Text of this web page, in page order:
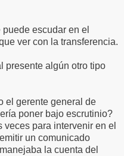
escudar en el
ver con la transferencia.
presente algún otro tipo
el gerente general de
poner bajo escrutinio?
para intervenir en el
un comunicado
la cuenta del